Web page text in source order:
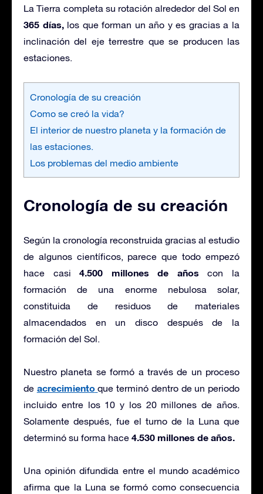
La Tierra completa su rotación alrededor del Sol en
365 días,los que forman un año y es gracias a la
inclinación del eje terrestre que se producen las
estaciones.
Cronología de su creación
Como se creó la vida?
El interior de nuestro planeta y la formación de
las estaciones.
Los problemas del medio ambiente
Cronología de su creación
Según la cronología reconstruida gracias al estudio
de algunos científicos, parece que todo empezó
hace casi4.500 millones de años con la
formación de una enorme nebulosa solar,
constituida de residuos de materiales
almacendados en un disco después de la
formación del Sol.
Nuestro planeta se formó a través de un proceso
de acrecimiento que terminó dentro de un periodo
incluido entre los 10 y los 20 millones de años.
Solamente después, fue el turno de la Luna que
determinó su forma hace 4.530 millones de años.
Una opinión difundida entre el mundo académico
afirma que la Luna se formó como consecuencia